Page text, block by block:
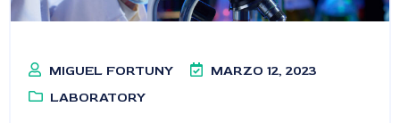
MIGUEL FORTUNY
MARZO 12, 2023
LABORATORY